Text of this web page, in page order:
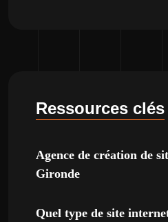
Ressources clés
Agence de création de
Gironde
Quel type de site